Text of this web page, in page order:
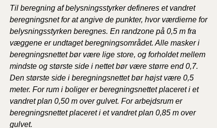
Til beregning af belysningsstyrker defineres et vandret
beregningsnet for at angive de punkter, hvor værdierne for
belysningsstyrken beregnes. En randzone på 0,5 m fra
væggene er undtaget beregningsområdet. Alle masker i
beregningsnettet bør være lige store, og forholdet mellem
mindste og største side i nettet bør være større end 0,7.
Den største side i beregningsnettet bør højst være 0,5
meter. For rum i boliger er beregningsnettet placeret i et
vandret plan 0,50 m over gulvet. For arbejdsrum er
beregningsnettet placeret i et vandret plan 0,85 m over
gulvet.